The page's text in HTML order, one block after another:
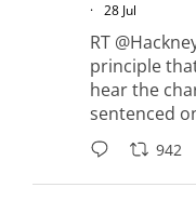
· 28 Jul
RT
principle
hear the
sentenced
942